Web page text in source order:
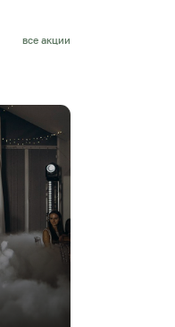
все акции